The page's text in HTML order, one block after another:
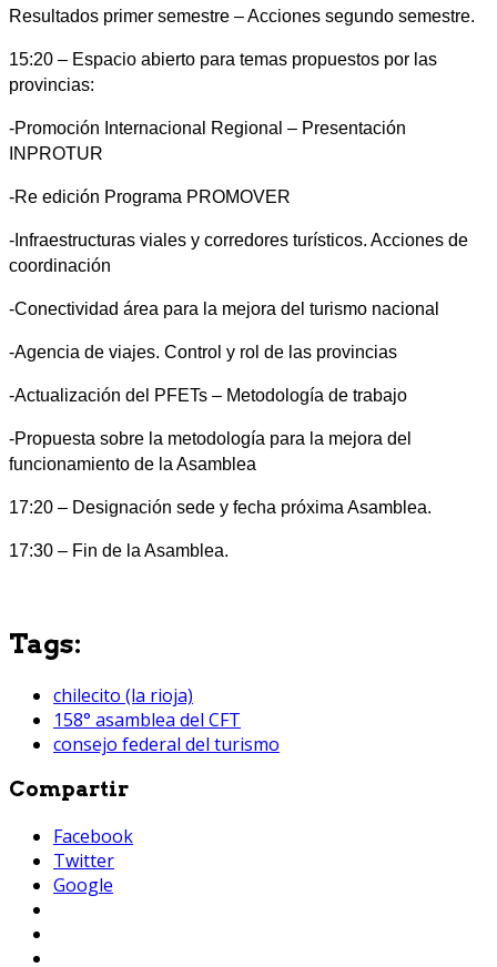
Resultados primer semestre – Acciones segundo semestre.
15:20 – Espacio abierto para temas propuestos por las
provincias:
-Promoción Internacional Regional – Presentación
INPROTUR
-Re edición Programa PROMOVER
-Infraestructuras viales y corredores turísticos. Acciones de
coordinación
-Conectividad área para la mejora del turismo nacional
-Agencia de viajes. Control y rol de las provincias
-Actualización del PFETs – Metodología de trabajo
-Propuesta sobre la metodología para la mejora del
funcionamiento de la Asamblea
17:20 – Designación sede y fecha próxima Asamblea.
17:30 – Fin de la Asamblea.
Tags:
chilecito (la rioja)
158° asamblea del CFT
consejo federal del turismo
Compartir
Facebook
Twitter
Google